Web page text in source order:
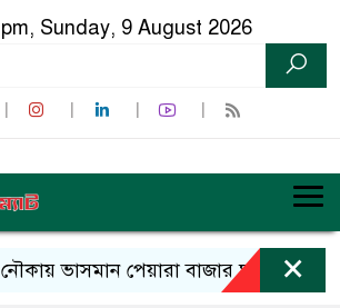
Sunday, 9 August 2026
ভাসমান পেয়ারা বাজার ঘুরে মার্কিন×